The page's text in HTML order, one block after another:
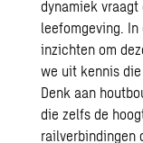
dynamiek
leefomgeving.
inzichten om
we uit kennis
Denk aan
die zelfs de
railverbindingen